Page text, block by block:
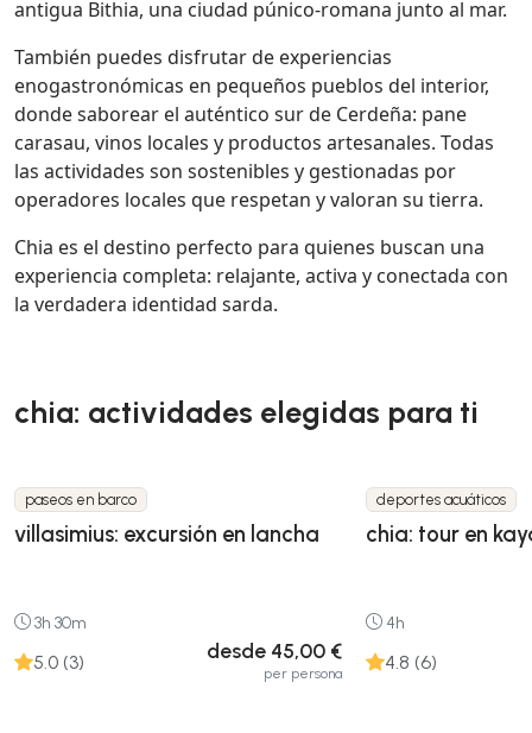
antigua Bithia, una ciudad púnico-romana junto al mar.
También puedes disfrutar de experiencias
enogastronómicas en pequeños pueblos del interior,
donde saborear el auténtico sur de Cerdeña: pane
carasau, vinos locales y productos artesanales. Todas
las actividades son sostenibles y gestionadas por
operadores locales que respetan y valoran su tierra.
Chia es el destino perfecto para quienes buscan una
experiencia completa: relajante, activa y conectada con
la verdadera identidad sarda.
chia: actividades elegidas para ti
paseos en barco
villasimius: excursión en lancha
3h 30m
5.0 (3) desde 45,00 €
per persona
deportes acuáticos
chia: tour en
4h
4.8 (6)